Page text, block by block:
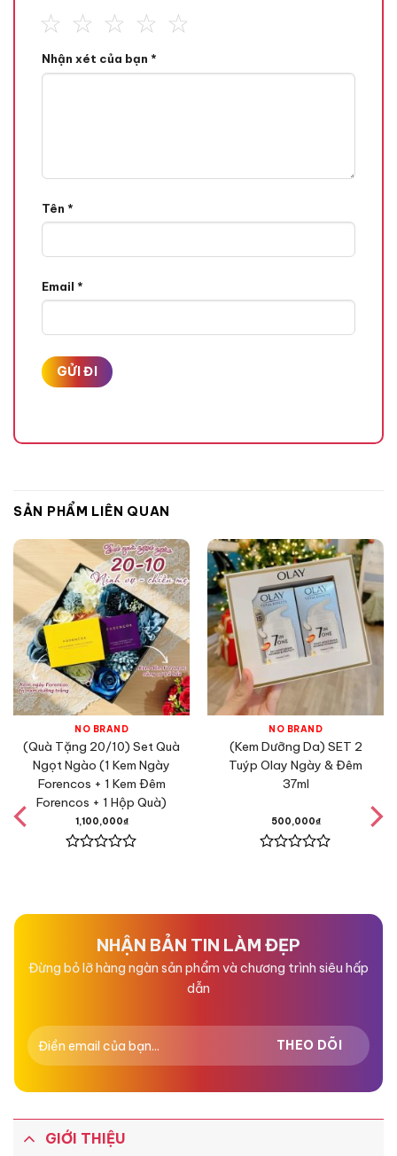
Nhận xét của bạn *
Tên *
Email *
SẢN PHẨM LIÊN QUAN
NO BRAND
(Quà Tặng 20/10) Set Quà
Ngọt Ngào (1 Kem Ngày
Forencos + 1 Kem Đêm
Forencos + 1 Hộp Quà)
1,100,000₫
5
NO BRAND
(Kem Dưỡng Da) SET 2
Tuýp Olay Ngày & Đêm
37ml
500,000₫
5
NHẬN BẢN TIN LÀM ĐẸP
Đừng bỏ lỡ hàng ngàn sản phẩm và chương trình siêu hấp
dẫn
GIỚI THIỆU